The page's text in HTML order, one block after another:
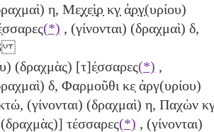
η, Με̣χ̣ε̣ὶ̣ρ̣ κγ̣ ἀ̣ρ̣γ̣(υρίου)
(*) , (γίνονται) (δραχμαὶ) δ,
(δραχμὰς) [τ]έ̣σσαρες(*) ,
δ, Φαρμοῦθι κε̣ ἀργ(υρίου)
(γίνονται) (δραχμαὶ) η, Παχὼν
τέσσαρες(*) , (γίνονται)